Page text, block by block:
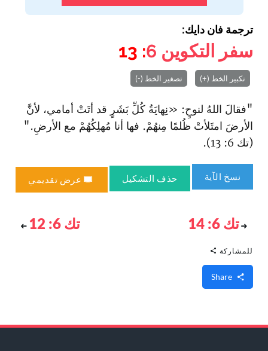
ترجمة فان دايك:
سفر التكوين 6
: 13
تكبير الخط (+) تصغير الخط (-)
"فقالَ اللهُ لنوحٍ: «نِهايَةُ كُلِّ بَشَرٍ قد أتَتْ أمامي، لأنَّ
الأرضَ امتَلأتْ ظُلمًا مِنهُمْ. فها أنا مُهلِكُهُمْ مع الأرضِ."
(تك 6: 13).
نسخ الآية حذف التشكيل عرض تقديمي
تك 6: 14 تك 6: 12
للمشاركة